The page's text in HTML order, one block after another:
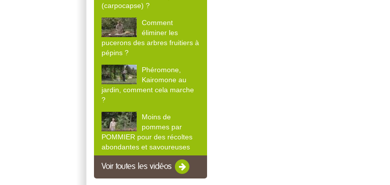
(carpocapse) ?
Comment
éliminer les
pucerons des arbres fruitiers à
pépins ?
Phéromone,
Kairomone au
jardin, comment cela marche
?
Moins de
pommes par
POMMIER pour des récoltes
abondantes et savoureuses
Voir toutes les vidéos